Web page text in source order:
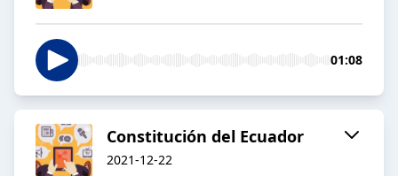
01:08
Constitución del Ecuador
2021-12-22